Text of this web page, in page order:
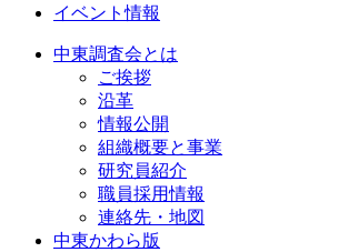
イベント情報
中東調査会とは
ご挨拶
沿革
情報公開
組織概要と事業
研究員紹介
職員採用情報
連絡先・地図
中東かわら版